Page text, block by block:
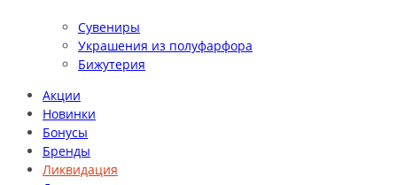
Сувениры
Украшения из полуфарфора
Бижутерия
Акции
Новинки
Бонусы
Бренды
Ликвидация